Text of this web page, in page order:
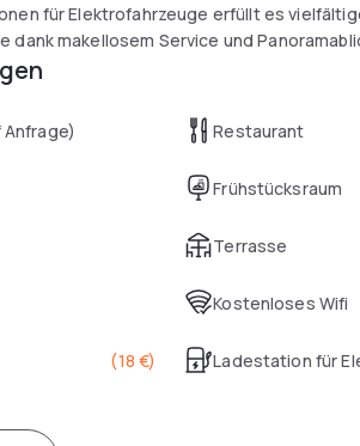
für Elektrofahrzeuge erfüllt es
makellosem Service und
Restaurant
Frühstücksraum
Terrasse
Kostenloses Wifi
(18 €) Ladestation für